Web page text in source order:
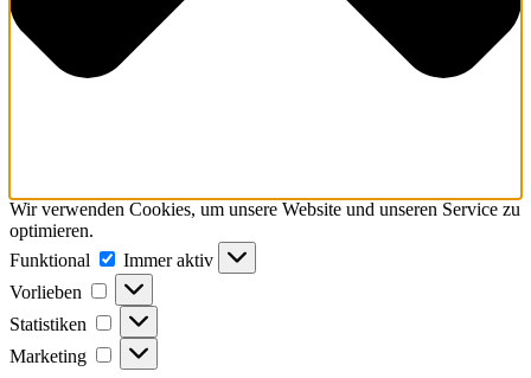
Wir verwenden Cookies, um unsere Website und unseren Service zu
optimieren.
Funktional
Funktional
Immer aktiv
Vorlieben
Vorlieben
Statistiken Statistiken
Marketing Marketing